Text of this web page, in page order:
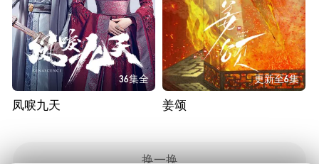
36集全
凤唳九天
更新至6集
姜颂
换一换